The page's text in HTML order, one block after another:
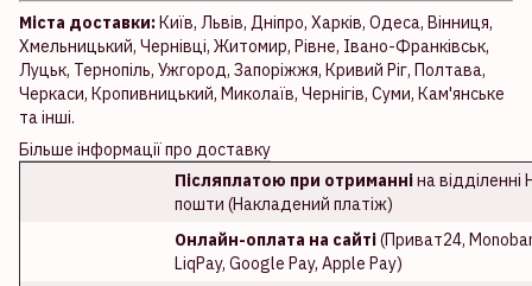
Міста доставки:Київ, Львів, Дніпро, Харків, Одеса, Вінниця,
Хмельницький, Чернівці, Житомир, Рівне, Івано-Франківськ,
Луцьк, Тернопіль, Ужгород, Запоріжжя, Кривий Ріг, Полтава,
Черкаси, Кропивницький, Миколаїв, Чернігів, Суми, Кам'янське
та інші.
Більше інформації про доставку
Післяплатою при отриманніна відділенні
пошти (Накладений платіж)
Онлайн-оплата на сайті(Приват24,
LiqPay, Google Pay, Apple Pay)